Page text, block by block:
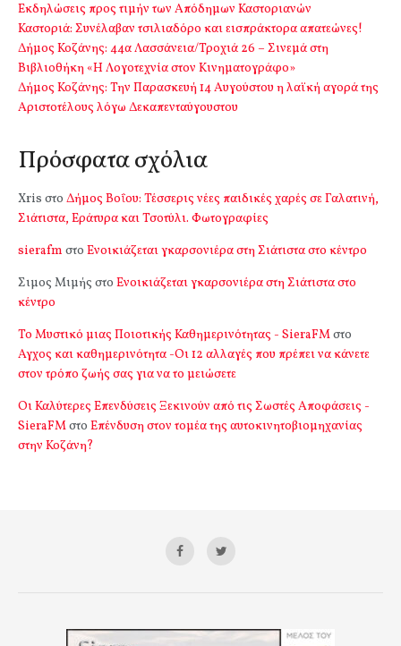
Εκδηλώσεις προς τιμήν των Απόδημων Καστοριανών
Καστοριά: Συνέλαβαν τσιλιαδόρο και εισπράκτορα απατεώνες!
Δήμος Κοζάνης: 44α Λασσάνεια/Τροχιά 26 – Σινεμά στη
Βιβλιοθήκη «Η Λογοτεχνία στον Κινηματογράφο»
Δήμος Κοζάνης: Την Παρασκευή 14 Αυγούστου η λαϊκή αγορά της
Αριστοτέλους λόγω Δεκαπενταύγουστου
Πρόσφατα σχόλια
Xris στο Δήμος Βοΐου: Τέσσερις νέες παιδικές χαρές σε Γαλατινή,
Σιάτιστα, Εράτυρα και Τσοτύλι. Φωτογραφίες
sierafm στο Ενοικιάζεται γκαρσονιέρα στη Σιάτιστα στο κέντρο
Σιμος Μιμής στο Ενοικιάζεται γκαρσονιέρα στη Σιάτιστα στο
κέντρο
Το Μυστικό μιας Ποιοτικής Καθημερινότητας - SieraFMστο
Αγχος και καθημερινότητα -Οι 12 αλλαγές που πρέπει να κάνετε
στον τρόπο ζωής σας για να το μειώσετε
Οι Καλύτερες Επενδύσεις Ξεκινούν από τις Σωστές Αποφάσεις -
SieraFMστο Επένδυση στον τομέα της αυτοκινητοβιομηχανίας
στην Κοζάνη?